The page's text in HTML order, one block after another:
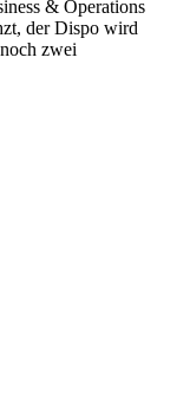
& Operations
der Dispo wird
zwei